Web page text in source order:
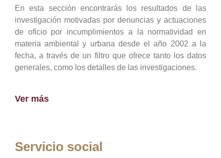
En esta sección encontrarás los resultados de las
investigación motivadas por denuncias y actuaciones
de oficio por incumplimientos a la normatividad en
materia ambiental y urbana desde el año 2002 a la
fecha, a través de un filtro que ofrece tanto los datos
generales, como los detalles de las investigaciones.
Ver más
Servicio social